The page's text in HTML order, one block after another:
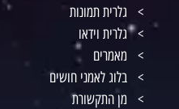
גלרית תמונות
גלרית וידאו
מאמרים
בלוג לאמני חושים
מן התקשורת